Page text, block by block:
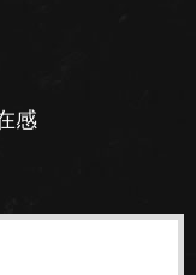
感